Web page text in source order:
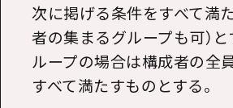
次に掲げる条件をすべて満
者の集まるグループも可）と
ループの場合は構成者の全
すべて満たすものとする。